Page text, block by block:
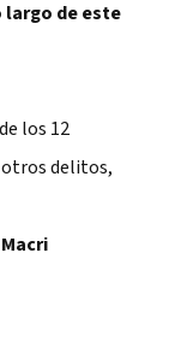
de este
los 12
delitos,